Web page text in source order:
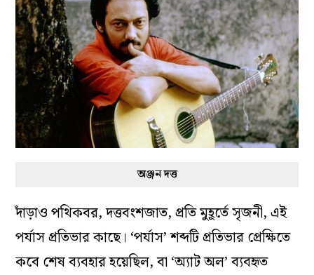
অঞ্জন দত্ত
দাঁড়াও পথিকবর, দত্তবংশজাত, প্রতি মুহূর্তে সৃজনী, এই
পর্যাস প্রতিভার কাছে। ‘পর্যাস’ শব্দটি প্রতিভার প্রেক্ষিতে
কবে শেষ ব্যবহার হয়েছিল, বা ‘অ্যাট অল’ ব্যবহৃত